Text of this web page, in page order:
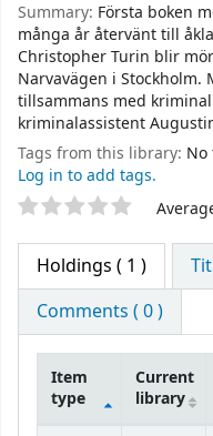
Summary: Första boken
många år återvänt till
Christopher Turin blir
Narvavägen i
tillsammans med
kriminalassistent
Tags from this library:
Log in to add tags.
Star ratings
Holdings ( 1 )
Comments ( 0 )
Item
type
Current
library